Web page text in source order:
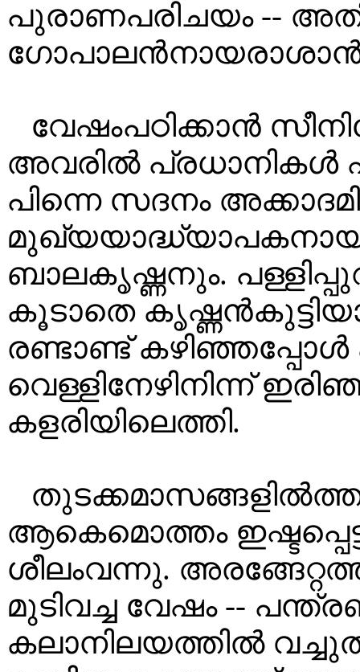
പുരാണപരിചയം --
വേഷംപഠിക്കാൻ
അവരിൽ പ്രധാനികൾ
പിന്നെ സദനം
ബാലകൃഷ്ണനും.
കൂടാതെ
രണ്ടാണ്ട്
വെള്ളിനേഴിനിന്ന്
കളരിയിലെത്തി.
ആകെമൊത്തം
ശീലംവന്നു.
മുടിവച്ച വേഷം --
കലാനിലയത്തിൽ